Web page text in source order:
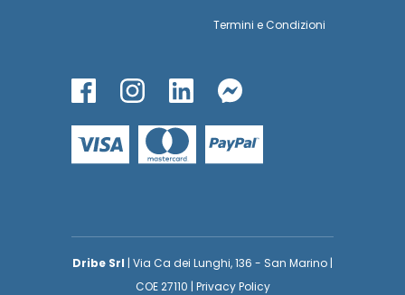
Termini e Condizioni
Dribe Srl | Via Ca dei Lunghi, 136 - San Marino |
COE 27110 | Privacy Policy